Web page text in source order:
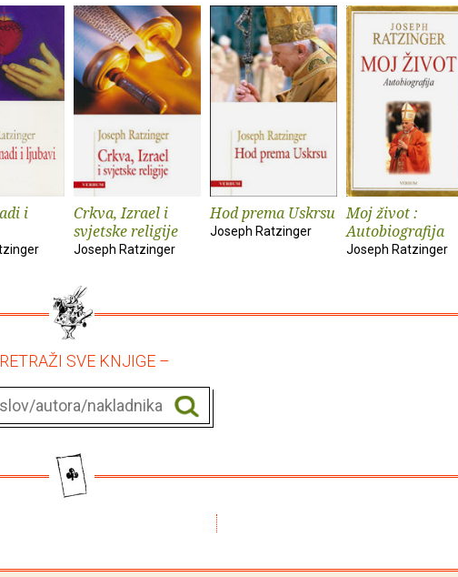
i
Crkva, Izrael i
svjetske religije
Joseph Ratzinger
Hod prema Uskrsu
Joseph Ratzinger
Moj život :
Autobiografija
Joseph Ratzinger
SVE KNJIGE –